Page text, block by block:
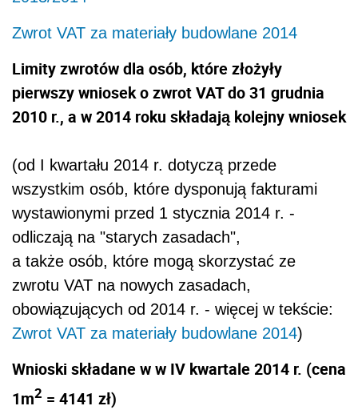
Zwrot VAT za materiały budowlane 2014
Limity zwrotów dla osób, które złożyły
pierwszy wniosek o zwrot VAT do 31 grudnia
2010 r., a w 2014 roku składają kolejny wniosek
(od I kwartału 2014 r. dotyczą przede
wszystkim osób, które dysponują fakturami
wystawionymi przed 1 stycznia 2014 r. -
odliczają na "starych zasadach",
a także osób, które mogą skorzystać ze
zwrotu VAT na nowych zasadach,
obowiązujących od 2014 r. - więcej w tekście:
Zwrot VAT za materiały budowlane 2014)
Wnioski składane w w IV kwartale 2014 r. (cena
1m2 = 4141 zł)